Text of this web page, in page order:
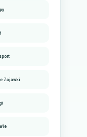
Zajawki